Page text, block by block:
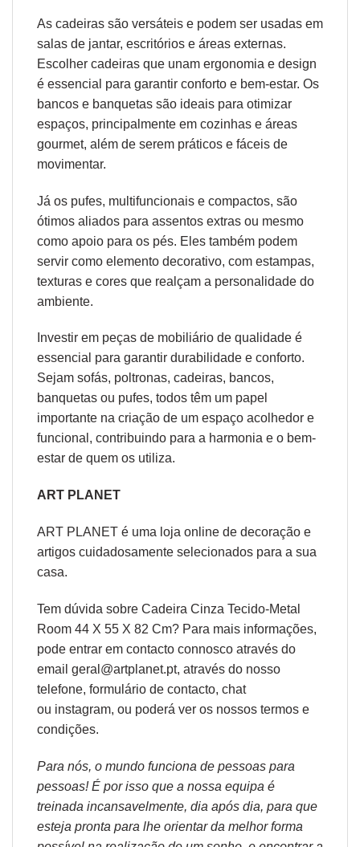
As cadeiras são versáteis e podem ser usadas em
salas de jantar, escritórios e áreas externas.
Escolher cadeiras que unam ergonomia e design
é essencial para garantir conforto e bem-estar. Os
bancos e banquetas são ideais para otimizar
espaços, principalmente em cozinhas e áreas
gourmet, além de serem práticos e fáceis de
movimentar.
Já os pufes, multifuncionais e compactos, são
ótimos aliados para assentos extras ou mesmo
como apoio para os pés. Eles também podem
servir como elemento decorativo, com estampas,
texturas e cores que realçam a personalidade do
ambiente.
Investir em peças de mobiliário de qualidade é
essencial para garantir durabilidade e conforto.
Sejam sofás, poltronas, cadeiras, bancos,
banquetas ou pufes, todos têm um papel
importante na criação de um espaço acolhedor e
funcional, contribuindo para a harmonia e o bem-
estar de quem os utiliza.
ART PLANET
ART PLANET é uma loja online de decoração e
artigos cuidadosamente selecionados para a sua
casa.
Tem dúvida sobre Cadeira Cinza Tecido-Metal
Room 44 X 55 X 82 Cm? Para mais informações,
pode entrar em contacto connosco através do
email geral@artplanet.pt, através do nosso
telefone, formulário de contacto, chat
ou instagram, ou poderá ver os nossos termos e
condições.
Para nós, o mundo funciona de pessoas para
pessoas! É por isso que a nossa equipa é
treinada incansavelmente, dia após dia, para que
esteja pronta para lhe orientar da melhor forma